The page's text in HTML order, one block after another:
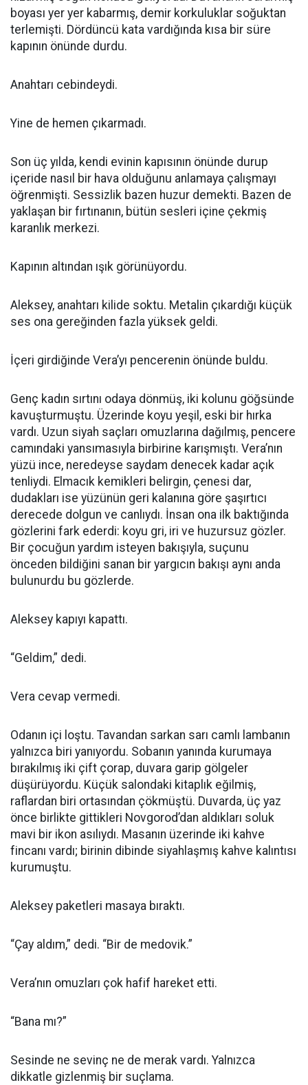
boyası yer yer kabarmış, demir korkuluklar soğuktan
terlemişti. Dördüncü kata vardığında kısa bir süre
kapının önünde durdu.
Anahtarı cebindeydi.
Yine de hemen çıkarmadı.
Son üç yılda, kendi evinin kapısının önünde durup
içeride nasıl bir hava olduğunu anlamaya çalışmayı
öğrenmişti. Sessizlik bazen huzur demekti. Bazen de
yaklaşan bir fırtınanın, bütün sesleri içine çekmiş
karanlık merkezi.
Kapının altından ışık görünüyordu.
Aleksey, anahtarı kilide soktu. Metalin çıkardığı küçük
ses ona gereğinden fazla yüksek geldi.
İçeri girdiğinde Vera’yı pencerenin önünde buldu.
Genç kadın sırtını odaya dönmüş, iki kolunu göğsünde
kavuşturmuştu. Üzerinde koyu yeşil, eski bir hırka
vardı. Uzun siyah saçları omuzlarına dağılmış, pencere
camındaki yansımasıyla birbirine karışmıştı. Vera’nın
yüzü ince, neredeyse saydam denecek kadar açık
tenliydi. Elmacık kemikleri belirgin, çenesi dar,
dudakları ise yüzünün geri kalanına göre şaşırtıcı
derecede dolgun ve canlıydı. İnsan ona ilk baktığında
gözlerini fark ederdi: koyu gri, iri ve huzursuz gözler.
Bir çocuğun yardım isteyen bakışıyla, suçunu
önceden bildiğini sanan bir yargıcın bakışı aynı anda
bulunurdu bu gözlerde.
Aleksey kapıyı kapattı.
“Geldim,” dedi.
Vera cevap vermedi.
Odanın içi loştu. Tavandan sarkan sarı camlı lambanın
yalnızca biri yanıyordu. Sobanın yanında kurumaya
bırakılmış iki çift çorap, duvara garip gölgeler
düşürüyordu. Küçük salondaki kitaplık eğilmiş,
raflardan biri ortasından çökmüştü. Duvarda, üç yaz
önce birlikte gittikleri Novgorod’dan aldıkları soluk
mavi bir ikon asılıydı. Masanın üzerinde iki kahve
fincanı vardı; birinin dibinde siyahlaşmış kahve kalıntısı
kurumuştu.
Aleksey paketleri masaya bıraktı.
“Çay aldım,” dedi. “Bir de medovik.”
Vera’nın omuzları çok hafif hareket etti.
“Bana mı?”
Sesinde ne sevinç ne de merak vardı. Yalnızca
dikkatle gizlenmiş bir suçlama.